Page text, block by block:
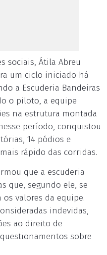
sociais, Átila Abreu
um ciclo iniciado há
a Escuderia Bandeiras
o piloto, a equipe
na estrutura montada
período, conquistou
14 pódios e
rápido das corridas.
que a escuderia
que, segundo ele, se
valores da equipe.
indevidas,
ao direito de
sobre